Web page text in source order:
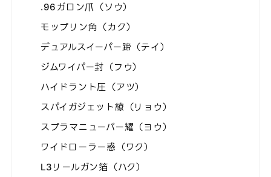
.96ガロン爪（ソウ）
モップリン角（カク）
デュアルスイーパー蹄（テイ）
ジムワイパー封（フウ）
ハイドラント圧（アツ）
スパイガジェット繚（リョウ）
スプラマニューバー耀（ヨウ）
ワイドローラー惑（ワク）
L3リールガン箔（ハク）